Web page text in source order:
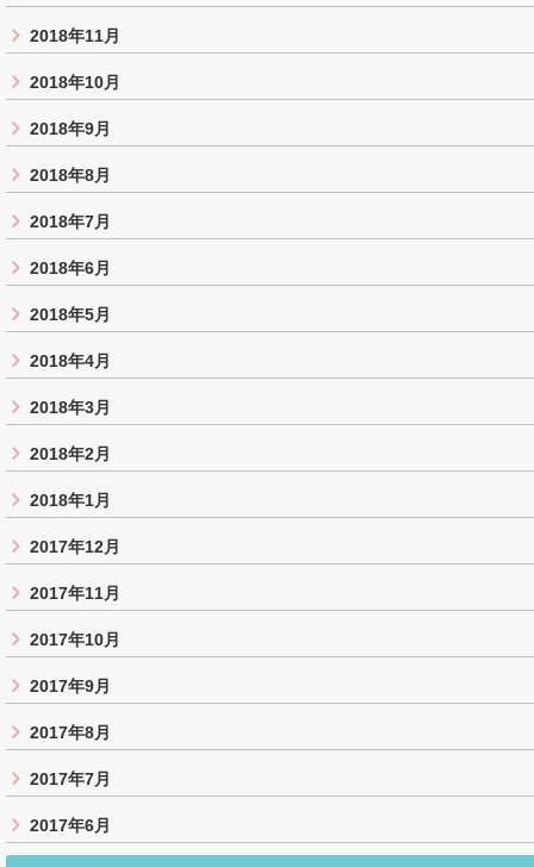
2018年11月
2018年10月
2018年9月
2018年8月
2018年7月
2018年6月
2018年5月
2018年4月
2018年3月
2018年2月
2018年1月
2017年12月
2017年11月
2017年10月
2017年9月
2017年8月
2017年7月
2017年6月